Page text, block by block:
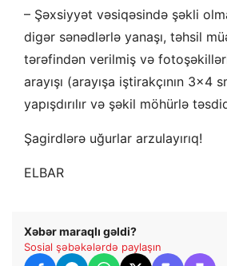
– Şəxsiyyət vəsiqəsində şəkli
digər sənədlərlə yanaşı, təhsil
tərəfindən verilmiş və fotoşəkilləri
arayışı (arayışa iştirakçının 3×4
yapışdırılır və şəkil möhürlə
Şagirdlərə uğurlar arzulayırıq!
ELBAR
Xəbər maraqlı gəldi?
Sosial şəbəkələrdə paylaşın